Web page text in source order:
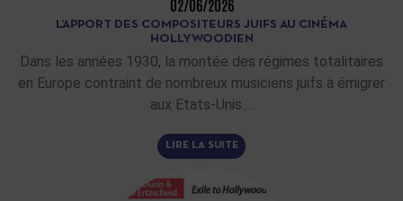
02/06/2026
L’APPORT DES COMPOSITEURS JUIFS AU CINÉMA
HOLLYWOODIEN
Dans les années 1930, la montée des régimes totalitaires
en Europe contraint de nombreux musiciens juifs à émigrer
aux Etats-Unis.…
LIRE LA SUITE